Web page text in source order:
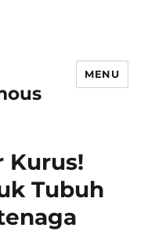
MENU
Kurus!
Tubuh